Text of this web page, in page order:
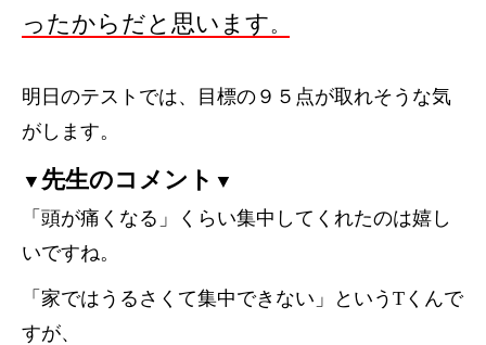
ったからだと思います。
明日のテストでは、目標の９５点が取れそうな気
がします。
▼ 先生のコメント ▼
「頭が痛くなる」くらい集中してくれたのは嬉し
いですね。
「家ではうるさくて集中できない」というTくんで
すが、